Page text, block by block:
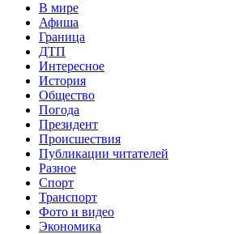
В мире
Афиша
Граница
ДТП
Интересное
История
Общество
Погода
Президент
Происшествия
Публикации читателей
Разное
Спорт
Транспорт
Фото и видео
Экономика